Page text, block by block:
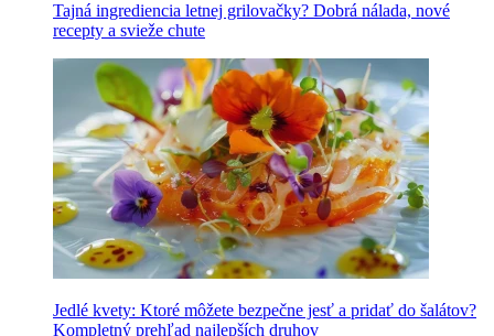
Tajná ingrediencia letnej grilovačky? Dobrá nálada, nové
recepty a svieže chute
Jedlé kvety: Ktoré môžete bezpečne jesť a pridať do šalátov?
Kompletný prehľad najlepších druhov